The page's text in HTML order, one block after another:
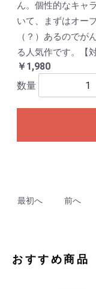
ん。個性的なキャ
いて、まずはオー
（？）あるのでが
る人気作です。【
￥1,980
数量
最初へ 前へ
おすすめ商品